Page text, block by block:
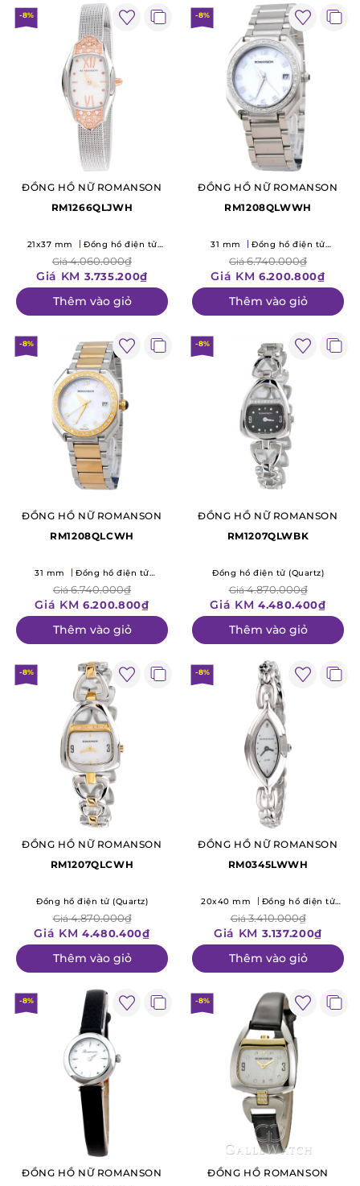
-8%
ĐỒNG HỒ NỮ ROMANSON
RM1266QLJWH
21x37 mm
Đồng hồ điện tử
Giá4.060.000₫
Giá KM 3.735.200₫
Thêm vào giỏ
-8%
ĐỒNG HỒ NỮ ROMANSON
RM1208QLWWH
31 mm
Đồng hồ điện tử
Giá6.740.000₫
Giá KM 6.200.800₫
Thêm vào giỏ
-8%
ĐỒNG HỒ NỮ ROMANSON
RM1208QLCWH
31 mm
Đồng hồ điện tử
Giá6.740.000₫
Giá KM 6.200.800₫
Thêm vào giỏ
-8%
ĐỒNG HỒ NỮ ROMANSON
RM1207QLWBK
Đồng hồ điện tử (Quartz)
Giá4.870.000₫
Giá KM 4.480.400₫
Thêm vào giỏ
-8%
ĐỒNG HỒ NỮ ROMANSON
RM1207QLCWH
Đồng hồ điện tử (Quartz)
Giá4.870.000₫
Giá KM 4.480.400₫
Thêm vào giỏ
-8%
ĐỒNG HỒ NỮ ROMANSON
RM0345LWWH
20x40 mm
Đồng hồ điện tử
Giá3.410.000₫
Giá KM 3.137.200₫
Thêm vào giỏ
-8%
ĐỒNG HỒ NỮ ROMANSON
-8%
ĐỒNG HỒ ROMANSON